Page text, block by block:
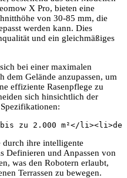
X Pro, bieten eine
von 30-85 mm, die
werden kann. Dies
und ein gleichmäßiges
bei einer maximalen
dem Gelände anzupassen, um
effiziente Rasenpflege zu
sich hinsichtlich der
zu 2.000 m²</
durch ihre intelligente
Definieren und Anpassen von
was den Robotern erlaubt,
Terrassen zu bewegen.